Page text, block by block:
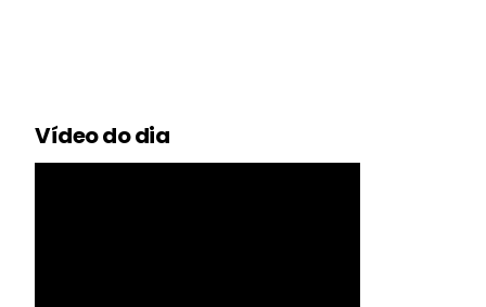
Vídeo do dia